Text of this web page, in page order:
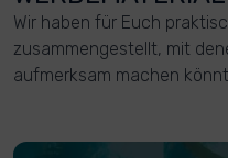
Wir haben für Euch
zusammengestellt, mit
aufmerksam machen könnt.